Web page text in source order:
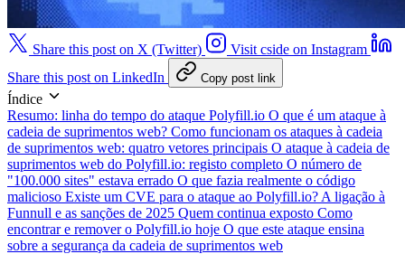
Share this post on X (Twitter)
Visit cside on Instagram
Share this post on LinkedIn
Copy post link
Índice
Resumo: linha do tempo do ataque Polyfill.io O que é um ataque à
cadeia de suprimentos web? Como funcionam os ataques à cadeia
de suprimentos web: quatro vetores principais O ataque à cadeia de
suprimentos web do Polyfill.io: registo completo O número de
"100.000 sites" estava errado O que fazia realmente o código
malicioso Existe um CVE para o ataque ao Polyfill.io? A ligação à
Funnull e as sanções de 2025 Quem continua exposto Como
encontrar e remover o Polyfill.io hoje O que este ataque ensina
sobre a segurança da cadeia de suprimentos web